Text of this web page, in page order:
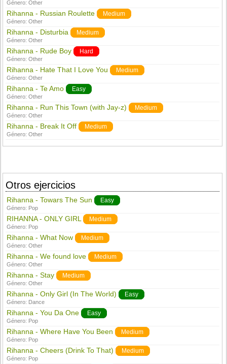
Género:Other
Rihanna - Russian Roulette Medium
Género:Other
Rihanna - Disturbia Medium
Género:Other
Rihanna - Rude Boy Hard
Género:Other
Rihanna - Hate That I Love You Medium
Género:Other
Rihanna - Te Amo Easy
Género:Other
Rihanna - Run This Town (with Jay-z) Medium
Género:Other
Rihanna - Break It Off Medium
Género:Other
Otros ejercicios
Rihanna - Towars The Sun Easy
Género: Pop
RIHANNA - ONLY GIRL Medium
Género: Pop
Rihanna - What Now Medium
Género:Other
Rihanna - We found love Medium
Género:Other
Rihanna - Stay Medium
Género:Other
Rihanna - Only Girl (In The World) Easy
Género: Dance
Rihanna - You Da One Easy
Género: Pop
Rihanna - Where Have You Been Medium
Género: Pop
Rihanna - Cheers (Drink To That) Medium
Género: Pop